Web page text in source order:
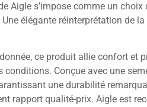
Aigle s’impose comme un choix
élégante réinterprétation de
ce produit allie confort et
Conçue avec une
une durabilité
rapport qualité-prix. Aigle est